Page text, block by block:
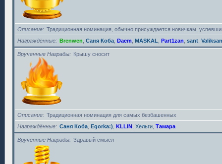
Описание
Традиционная номинация, обычно присуждается новичкам,
Награждённые
Brenwen Саня Коба Daem MASKAL Part1zan sant Valiksan
Врученные Награды Крышу сносит
Описание
Традиционная номинация для самых безбашенных
Награждённые
Саня Коба Egorka:) KLLIN Хельги Тамара
Врученные Награды Здравый смысл